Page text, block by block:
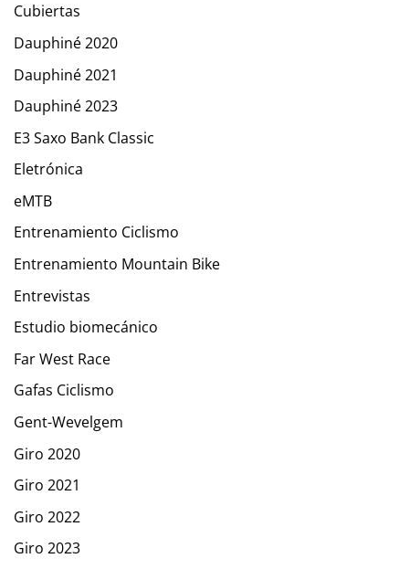
Cubiertas
Dauphiné 2020
Dauphiné 2021
Dauphiné 2023
E3 Saxo Bank Classic
Eletrónica
eMTB
Entrenamiento Ciclismo
Entrenamiento Mountain Bike
Entrevistas
Estudio biomecánico
Far West Race
Gafas Ciclismo
Gent-Wevelgem
Giro 2020
Giro 2021
Giro 2022
Giro 2023